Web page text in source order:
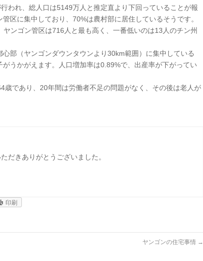
われ、総人口は5149万人と推定直より下回っていることが報
区に集中しており、70%は農村部に居住しているそうです。
ンゴン管区は716人と最も高く、一番低いのは13人のチン州
部（ヤンゴンダウンタウンより30km範囲）に集中している
うかがえます。人口増加率は0.89%で、出産率が下がってい
歳であり、20年間は労働者不足の問題がなく、その後は老人が
だきありがとうございました。
印刷
ヤンゴンの住宅事情 →